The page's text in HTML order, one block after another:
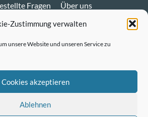
Zustimmung verwalten
unsere Website und unseren Service zu
Cookies akzeptieren
Ablehnen
Fragen
Über uns